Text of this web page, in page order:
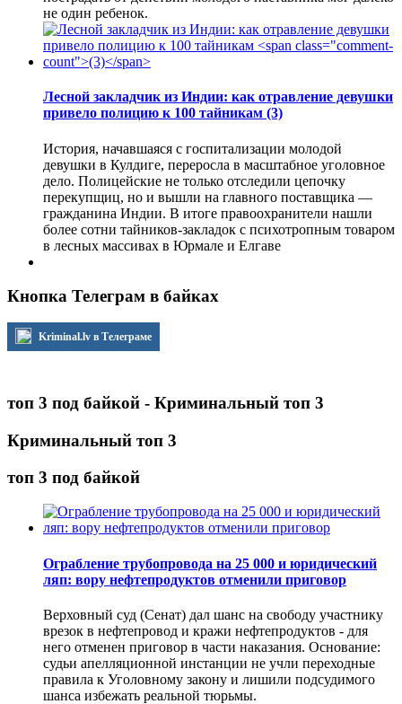
не один ребенок.
Лесной закладчик из Индии: как отравление девушки
привело полицию к 100 тайникам (3)
История, начавшаяся с госпитализации молодой
девушки в Кулдиге, переросла в масштабное уголовное
дело. Полицейские не только отследили цепочку
перекупщиц, но и вышли на главного поставщика —
гражданина Индии. В итоге правоохранители нашли
более сотни тайников-закладок с психотропным товаром
в лесных массивах в Юрмале и Елгаве
Кнопка Телеграм в байках
Kriminal.lv в Телеграме
топ 3 под байкой - Криминальный топ 3
Криминальный топ 3
топ 3 под байкой
Ограбление трубопровода на 25 000 и юридический
ляп: вору нефтепродуктов отменили приговор
Верховный суд (Сенат) дал шанс на свободу участнику
врезок в нефтепровод и кражи нефтепродуктов - для
него отменен приговор в части наказания. Основание:
судьи апелляционной инстанции не учли переходные
правила к Уголовному закону и лишили подсудимого
шанса избежать реальной тюрьмы.